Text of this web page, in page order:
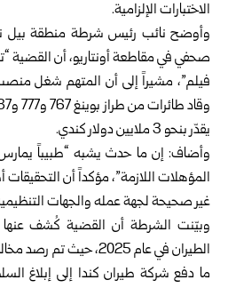
الاختبارات الإلزامية.
وأوضح نائب رئيس شرطة منطقة بيل
صحفي في مقاطعة أونتاريو، أن القضية
فيلم”، مشيراً إلى أن المتهم شغل
يقدّر بنحو 3 ملايين دولار كندي.
وأضاف: إن ما حدث يشبه “طبيباً
المؤهلات اللازمة”، مؤكداً أن
غير صحيحة لجهة عمله والجهات
وبيّنت الشرطة أن القضية كُشف عنها
الطيران في عام 2025،
ما دفع شركة طيران كندا إلى إبلاغ